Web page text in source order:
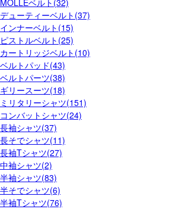
MOLLEベルト(32)
デューティーベルト(37)
インナーベルト(15)
ピストルベルト(25)
カートリッジベルト(10)
ベルトパッド(43)
ベルトパーツ(38)
ギリースーツ(18)
ミリタリーシャツ(151)
コンバットシャツ(24)
長袖シャツ(37)
長そでシャツ(11)
長袖Tシャツ(27)
中袖シャツ(2)
半袖シャツ(83)
半そでシャツ(6)
半袖Tシャツ(76)